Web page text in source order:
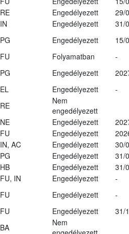
RE Engedélyezett
29/
IN Engedélyezett
31/
PG Engedélyezett
15/
FU Folyamatban
-
PG Engedélyezett
EL Engedélyezett
-
RE
Nem
engedélyezett
NE Engedélyezett
FU Engedélyezett
IN, AC Engedélyezett
30/
PG Engedélyezett
31/
HB Engedélyezett
31/
FU, IN Engedélyezett
-
FU Engedélyezett
-
FU Engedélyezett
31/
BA
Nem